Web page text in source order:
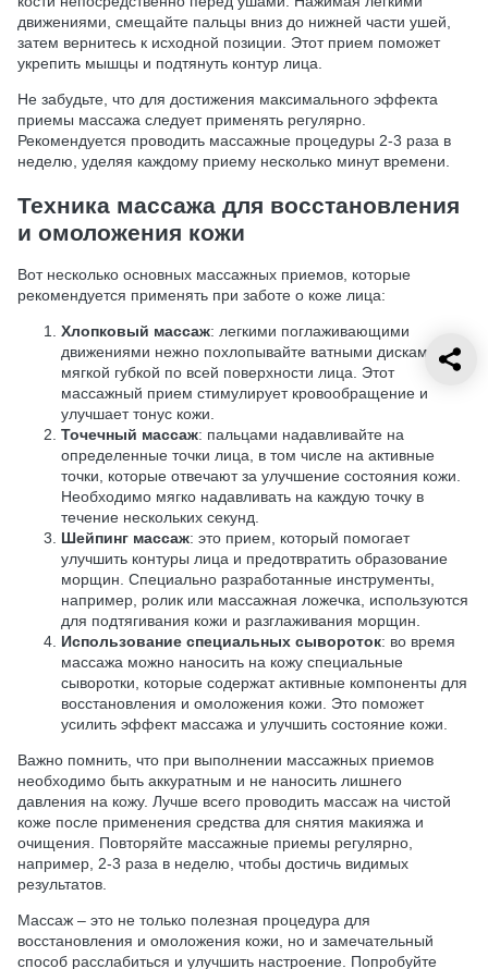
движениями, смещайте пальцы вниз до нижней части ушей,
затем вернитесь к исходной позиции. Этот прием поможет
укрепить мышцы и подтянуть контур лица.
Не забудьте, что для достижения максимального эффекта
приемы массажа следует применять регулярно.
Рекомендуется проводить массажные процедуры 2-3 раза в
неделю, уделяя каждому приему несколько минут времени.
Техника массажа для восстановления
и омоложения кожи
Вот несколько основных массажных приемов, которые
рекомендуется применять при заботе о коже лица:
Хлопковый массаж: легкими поглаживающими
движениями нежно похлопывайте ватными дисками или
мягкой губкой по всей поверхности лица. Этот
массажный прием стимулирует кровообращение и
улучшает тонус кожи.
Точечный массаж: пальцами надавливайте на
определенные точки лица, в том числе на активные
точки, которые отвечают за улучшение состояния кожи.
Необходимо мягко надавливать на каждую точку в
течение нескольких секунд.
Шейпинг массаж: это прием, который помогает
улучшить контуры лица и предотвратить образование
морщин. Специально разработанные инструменты,
например, ролик или массажная ложечка, используются
для подтягивания кожи и разглаживания морщин.
Использование специальных сывороток: во время
массажа можно наносить на кожу специальные
сыворотки, которые содержат активные компоненты для
восстановления и омоложения кожи. Это поможет
усилить эффект массажа и улучшить состояние кожи.
Важно помнить, что при выполнении массажных приемов
необходимо быть аккуратным и не наносить лишнего
давления на кожу. Лучше всего проводить массаж на чистой
коже после применения средства для снятия макияжа и
очищения. Повторяйте массажные приемы регулярно,
например, 2-3 раза в неделю, чтобы достичь видимых
результатов.
Массаж – это не только полезная процедура для
восстановления и омоложения кожи, но и замечательный
способ расслабиться и улучшить настроение. Попробуйте